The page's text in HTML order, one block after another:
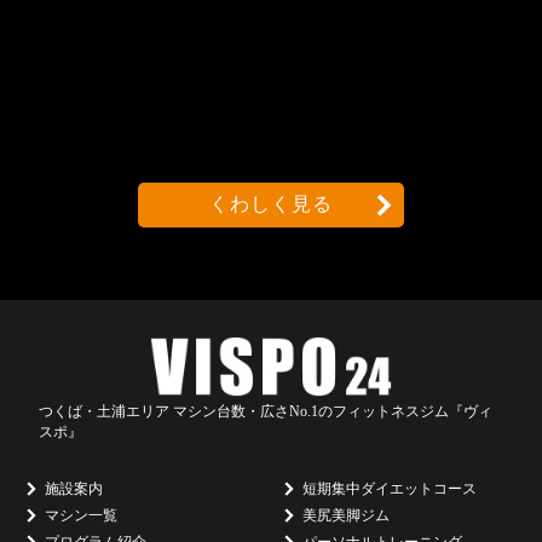
くわしく見る
つくば・土浦エリア マシン台数・広さNo.1のフィットネスジム『ヴィ
スポ』
施設案内
マシン一覧
短期集中ダイエットコース
美尻美脚ジム